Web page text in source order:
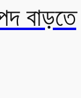
বাড়তে